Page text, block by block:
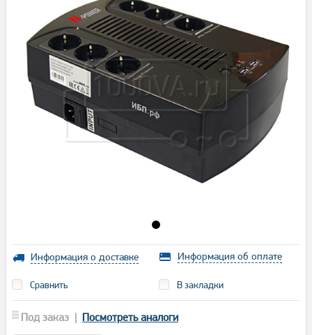
Информация о доставке Информация об оплате
Сравнить В закладки
Под заказ | Посмотреть аналоги